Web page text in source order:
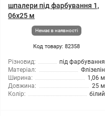
шпалери під фарбування 1,
06x25 м
Немає в наявності
Код товару: 82358
Різновид:
під фарбування
Матеріал:
Флізелін
Ширина:
1,06 м
Довжина:
25 м
Колір:
білий